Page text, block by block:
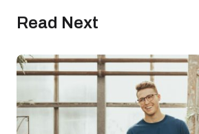
Read Next